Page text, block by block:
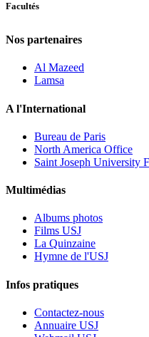
Facultés
Nos partenaires
Al Mazeed
Lamsa
A l'International
Bureau de Paris
North America Office
Saint Joseph University
Multimédias
Albums photos
Films USJ
La Quinzaine
Hymne de l'USJ
Infos pratiques
Contactez-nous
Annuaire USJ